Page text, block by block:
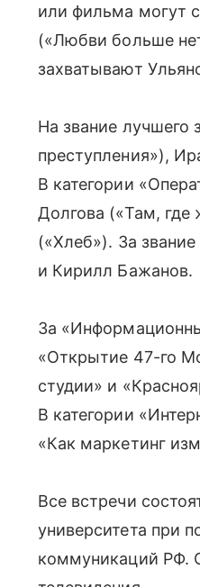
или фильма могут
(«Любви больше
захватывают
На звание лучшего
преступления»),
В категории
Долгова («Там,
(«Хлеб»). За
и Кирилл Бажанов.
За
«Открытие 47-го
студии» и
В категории
«Как маркетинг
Все встречи
университета при
коммуникаций РФ.